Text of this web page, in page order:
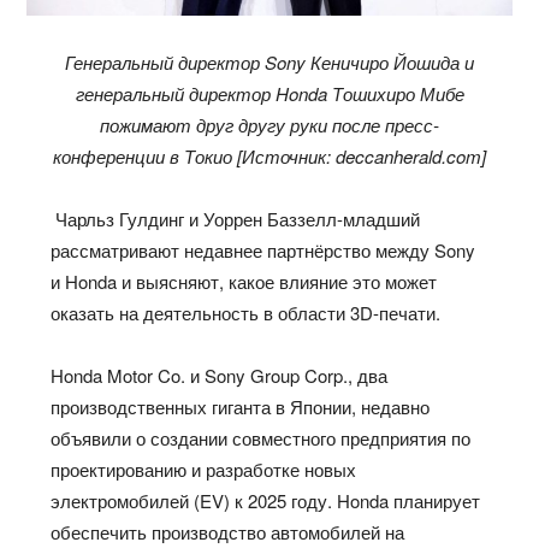
Генеральный директор Sony Кеничиро Йошида и
генеральный директор Honda Тошихиро Мибе
пожимают друг другу руки после пресс-
конференции в Токио [Источник: deccanherald.com]
Чарльз Гулдинг и Уоррен Баззелл-младший
рассматривают недавнее партнёрство между Sony
и Honda и выясняют, какое влияние это может
оказать на деятельность в области 3D-печати.
Honda Motor Co. и Sony Group Corp., два
производственных гиганта в Японии, недавно
объявили о создании совместного предприятия по
проектированию и разработке новых
электромобилей (EV) к 2025 году. Honda планирует
обеспечить производство автомобилей на